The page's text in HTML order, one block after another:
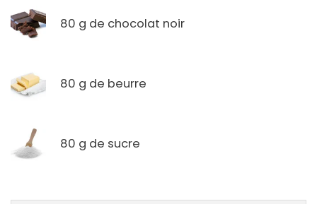
80 g de chocolat noir
80 g de beurre
80 g de sucre